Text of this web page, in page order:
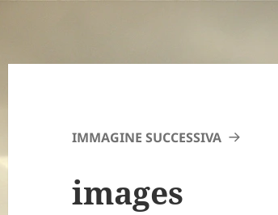
IMMAGINE SUCCESSIVA
images